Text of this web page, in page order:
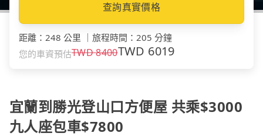
查詢真實價格
距離 ： 248 公里 旅程時間 ： 205 分鐘
您的車資預估TWD8400TWD 6019
宜蘭到勝光登山口方便屋 共乘$3000
九人座包車$7800